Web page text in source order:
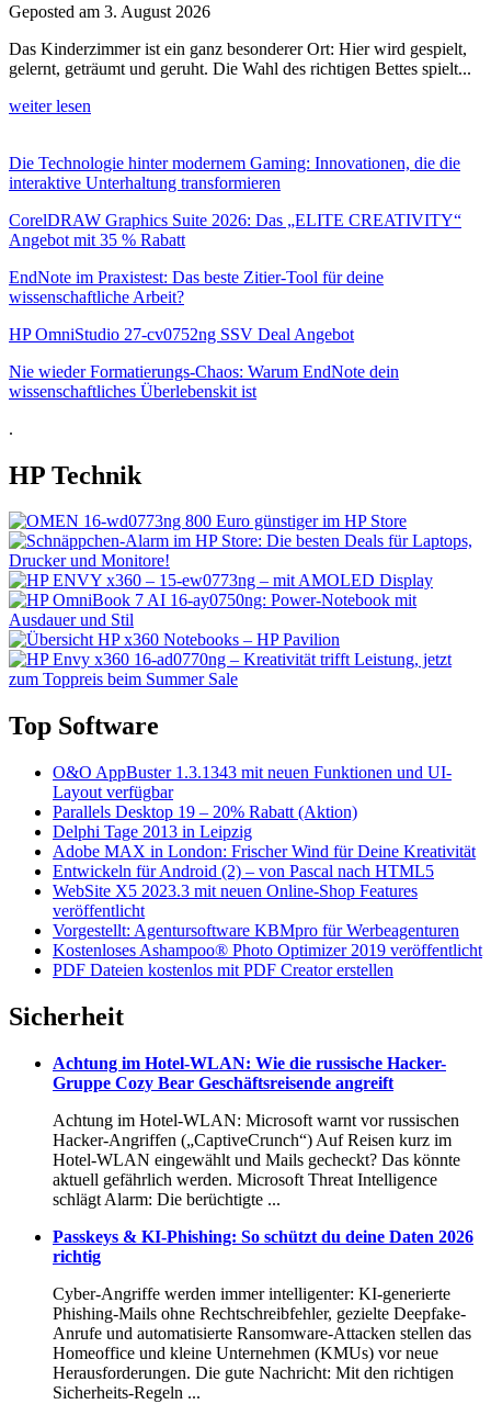
Geposted am 3. August 2026
Das Kinderzimmer ist ein ganz besonderer Ort: Hier wird gespielt,
gelernt, geträumt und geruht. Die Wahl des richtigen Bettes spielt...
weiter lesen
Die Technologie hinter modernem Gaming: Innovationen, die die
interaktive Unterhaltung transformieren
CorelDRAW Graphics Suite 2026: Das „ELITE CREATIVITY“
Angebot mit 35 % Rabatt
EndNote im Praxistest: Das beste Zitier-Tool für deine
wissenschaftliche Arbeit?
HP OmniStudio 27-cv0752ng SSV Deal Angebot
Nie wieder Formatierungs-Chaos: Warum EndNote dein
wissenschaftliches Überlebenskit ist
.
HP Technik
Top Software
O&O AppBuster 1.3.1343 mit neuen Funktionen und UI-
Layout verfügbar
Parallels Desktop 19 – 20% Rabatt (Aktion)
Delphi Tage 2013 in Leipzig
Adobe MAX in London: Frischer Wind für Deine Kreativität
Entwickeln für Android (2) – von Pascal nach HTML5
WebSite X5 2023.3 mit neuen Online-Shop Features
veröffentlicht
Vorgestellt: Agentursoftware KBMpro für Werbeagenturen
Kostenloses Ashampoo® Photo Optimizer 2019 veröffentlicht
PDF Dateien kostenlos mit PDF Creator erstellen
Sicherheit
Achtung im Hotel-WLAN: Wie die russische Hacker-
Gruppe Cozy Bear Geschäftsreisende angreift
Achtung im Hotel-WLAN: Microsoft warnt vor russischen
Hacker-Angriffen („CaptiveCrunch“) Auf Reisen kurz im
Hotel-WLAN eingewählt und Mails gecheckt? Das könnte
aktuell gefährlich werden. Microsoft Threat Intelligence
schlägt Alarm: Die berüchtigte ...
Passkeys & KI-Phishing: So schützt du deine Daten 2026
richtig
Cyber-Angriffe werden immer intelligenter: KI-generierte
Phishing-Mails ohne Rechtschreibfehler, gezielte Deepfake-
Anrufe und automatisierte Ransomware-Attacken stellen das
Homeoffice und kleine Unternehmen (KMUs) vor neue
Herausforderungen. Die gute Nachricht: Mit den richtigen
Sicherheits-Regeln ...